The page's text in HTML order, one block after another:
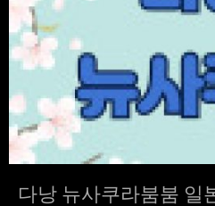
다낭 뉴사쿠라붐붐 일